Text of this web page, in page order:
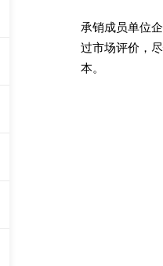
承销成员单位
过市场评价，
本。